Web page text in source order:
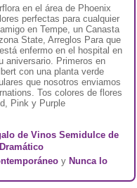
en el área de Phoenix
perfectas para cualquier
en Tempe, un Canasta
State, Arreglos Para que
enfermo en el hospital en
aniversario. Primeros en
con una planta verde
que nosotros enviamos
Tos colores de flores
Pink y Purple
de Vinos Semidulce de
yNunca lo